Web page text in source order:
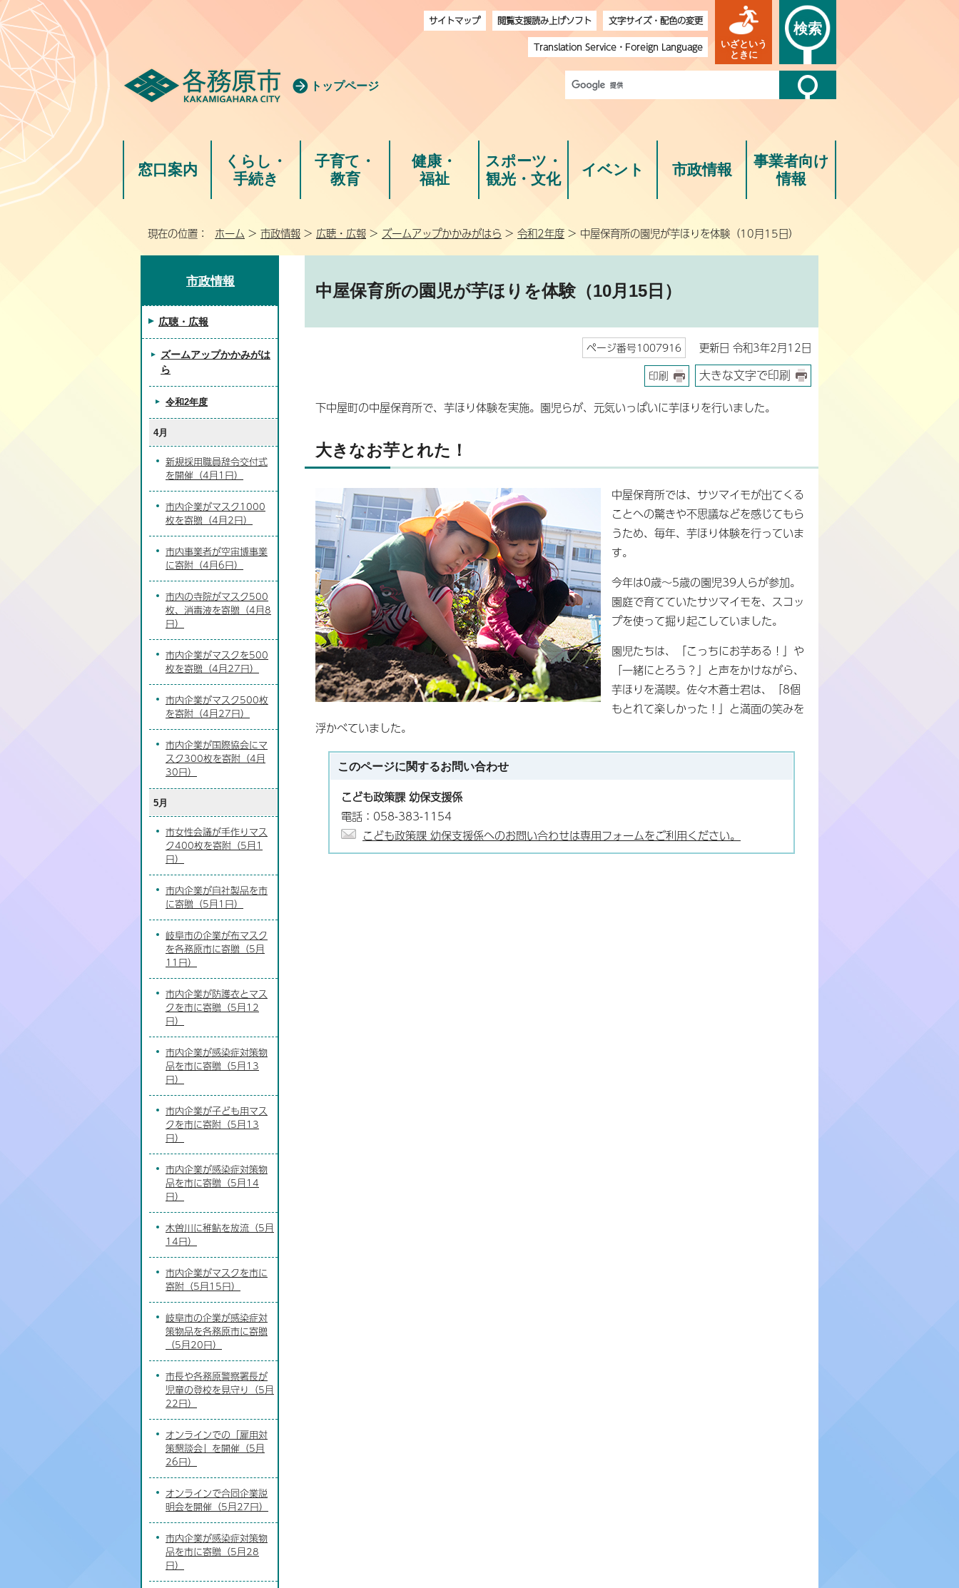
トップページ
サイトマップ 閲覧支援読み上げソフト
文字サイズ・配色の変更
Translation Service・ Foreign Language
いざという
ときに
検索
窓口案内
くらし・
手続き
子育て・
教育
健康・
福祉
スポーツ・
観光・文化
イベント 市政情報
事業者向け
情報
現在の位置： ホーム > 市政情報 > 広聴・広報 > ズームアップかかみがはら > 令和2年度 > 中屋保育所の園児が芋ほりを体験（10月15日）
中屋保育所の園児が芋ほりを体験（10月15日）
ページ番号1007916 更新日 令和3年2月12日
印刷 大きな文字で印刷
下中屋町の中屋保育所で、芋ほり体験を実施。園児らが、元気いっぱいに芋ほりを行いました。
大きなお芋とれた！
中屋保育所では、サツマイモが出てくる
ことへの驚きや不思議などを感じてもら
うため、毎年、芋ほり体験を行っていま
す。
今年は0歳～5歳の園児39人らが参加。
園庭で育てていたサツマイモを、スコッ
プを使って掘り起こしていました。
園児たちは、「こっちにお芋ある！」や
「一緒にとろう？」と声をかけながら、
芋ほりを満喫。佐々木蒼士君は、「8個
もとれて楽しかった！」と満面の笑みを
浮かべていました。
このページに関するお問い合わせ
こども政策課 幼保支援係
電話：058-383-1154
こども政策課 幼保支援係へのお問い合わせは専用フォームをご利用ください。
市政情報
広聴・広報
ズームアップかかみがは
ら
令和2年度
4月
新規採用職員辞令交付式
を開催（4月1日）
市内企業がマスク1000
枚を寄贈（4月2日）
市内事業者が空宙博事業
に寄附（4月6日）
市内の寺院がマスク500
枚、消毒液を寄贈（4月8
日）
市内企業がマスクを500
枚を寄贈（4月27日）
市内企業がマスク500枚
を寄附（4月27日）
市内企業が国際協会にマ
スク300枚を寄附（4月
30日）
5月
市女性会議が手作りマス
ク400枚を寄附（5月1
日）
市内企業が自社製品を市
に寄贈（5月1日）
岐阜市の企業が布マスク
を各務原市に寄贈（5月
11日）
市内企業が防護衣とマス
クを市に寄贈（5月12
日）
市内企業が感染症対策物
品を市に寄贈（5月13
日）
市内企業が子ども用マス
クを市に寄附（5月13
日）
市内企業が感染症対策物
品を市に寄贈（5月14
日）
木曽川に稚鮎を放流（5月
14日）
市内企業がマスクを市に
寄附（5月15日）
岐阜市の企業が感染症対
策物品を各務原市に寄贈
（5月20日）
市長や各務原警察署長が
児童の登校を見守り（5月
22日）
オンラインでの「雇用対
策懇談会」を開催（5月
26日）
オンラインで合同企業説
明会を開催（5月27日）
市内企業が感染症対策物
品を市に寄贈（5月28
日）